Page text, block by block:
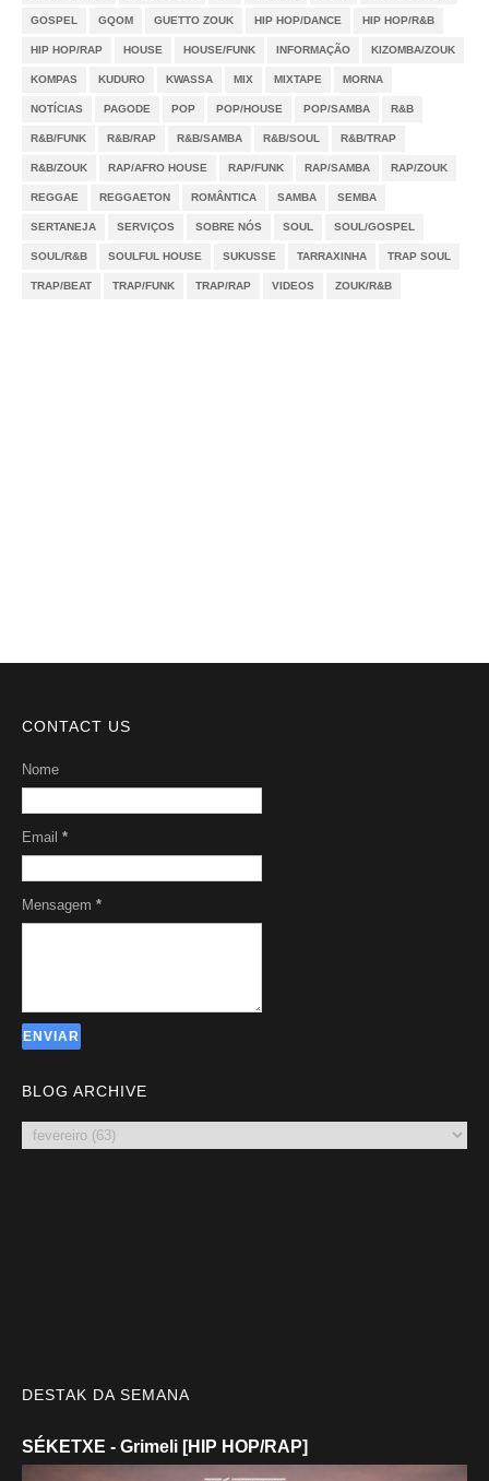
GOSPEL GQOM GUETTO ZOUK HIP HOP/DANCE HIP HOP/R&B
HIP HOP/RAP HOUSE HOUSE/FUNK INFORMAÇÃO KIZOMBA/ZOUK
KOMPAS KUDURO KWASSA MIX MIXTAPE MORNA
NOTÍCIAS PAGODE POP POP/HOUSE POP/SAMBA R&B
R&B/FUNK R&B/RAP R&B/SAMBA R&B/SOUL R&B/TRAP
R&B/ZOUK RAP/AFRO HOUSE RAP/FUNK RAP/SAMBA RAP/ZOUK
REGGAE REGGAETON ROMÂNTICA SAMBA SEMBA
SERTANEJA SERVIÇOS SOBRE NÓS SOUL SOUL/GOSPEL
SOUL/R&B SOULFUL HOUSE SUKUSSE TARRAXINHA TRAP SOUL
TRAP/BEAT TRAP/FUNK TRAP/RAP VIDEOS ZOUK/R&B
CONTACT US
Nome
Email *
Mensagem *
BLOG ARCHIVE
DESTAK DA SEMANA
SÉKETXE - Grimeli [HIP HOP/RAP]